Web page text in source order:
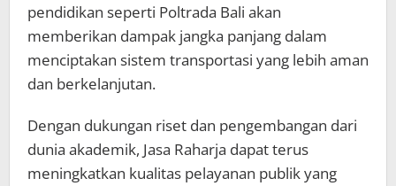
pendidikan seperti Poltrada Bali akan
memberikan dampak jangka panjang dalam
menciptakan sistem transportasi yang lebih aman
dan berkelanjutan.
Dengan dukungan riset dan pengembangan dari
dunia akademik, Jasa Raharja dapat terus
meningkatkan kualitas pelayanan publik yang